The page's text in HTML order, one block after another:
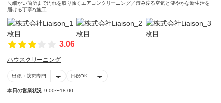
＼細かい箇所まで汚れを取り除くエアコンクリーニング／澄み渡る空気と健やかな新生活を
届ける丁寧な施工
3.06
ハウスクリーニング
出張・訪問専門 日祝OK
本日の営業状況 9:00〜18:00